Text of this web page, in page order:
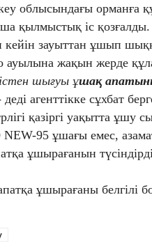
облысындағы орманға
қылмыстық іс қозғалды.
зауыттан ұшып
ауылына жақын жерде
шығуы ұшақ
деді агенттікке сұхбат
қазіргі уақытта ұшу
95 ұшағы емес,
ұшырағанын
ұшырағаны белгілі